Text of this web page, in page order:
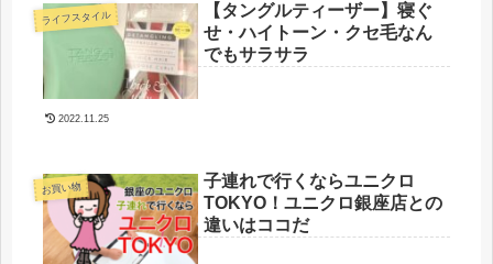
ライフスタイル
【タングルティーザー】寝ぐ
せ・ハイトーン・クセ毛なん
でもサラサラ
2022.11.25
お買い物
子連れで行くならユニクロ
TOKYO！ユニクロ銀座店との
違いはココだ